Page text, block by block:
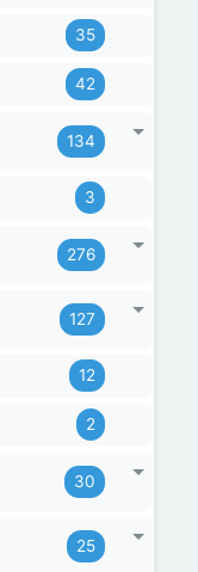
35
42
134
3
276
127
12
2
30
25